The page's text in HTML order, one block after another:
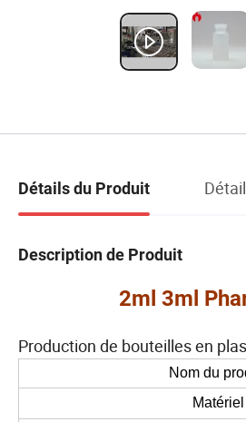
Détails du Produit
Description de Produit
2ml 3ml
Production de bouteilles en
Nom du
Matériel